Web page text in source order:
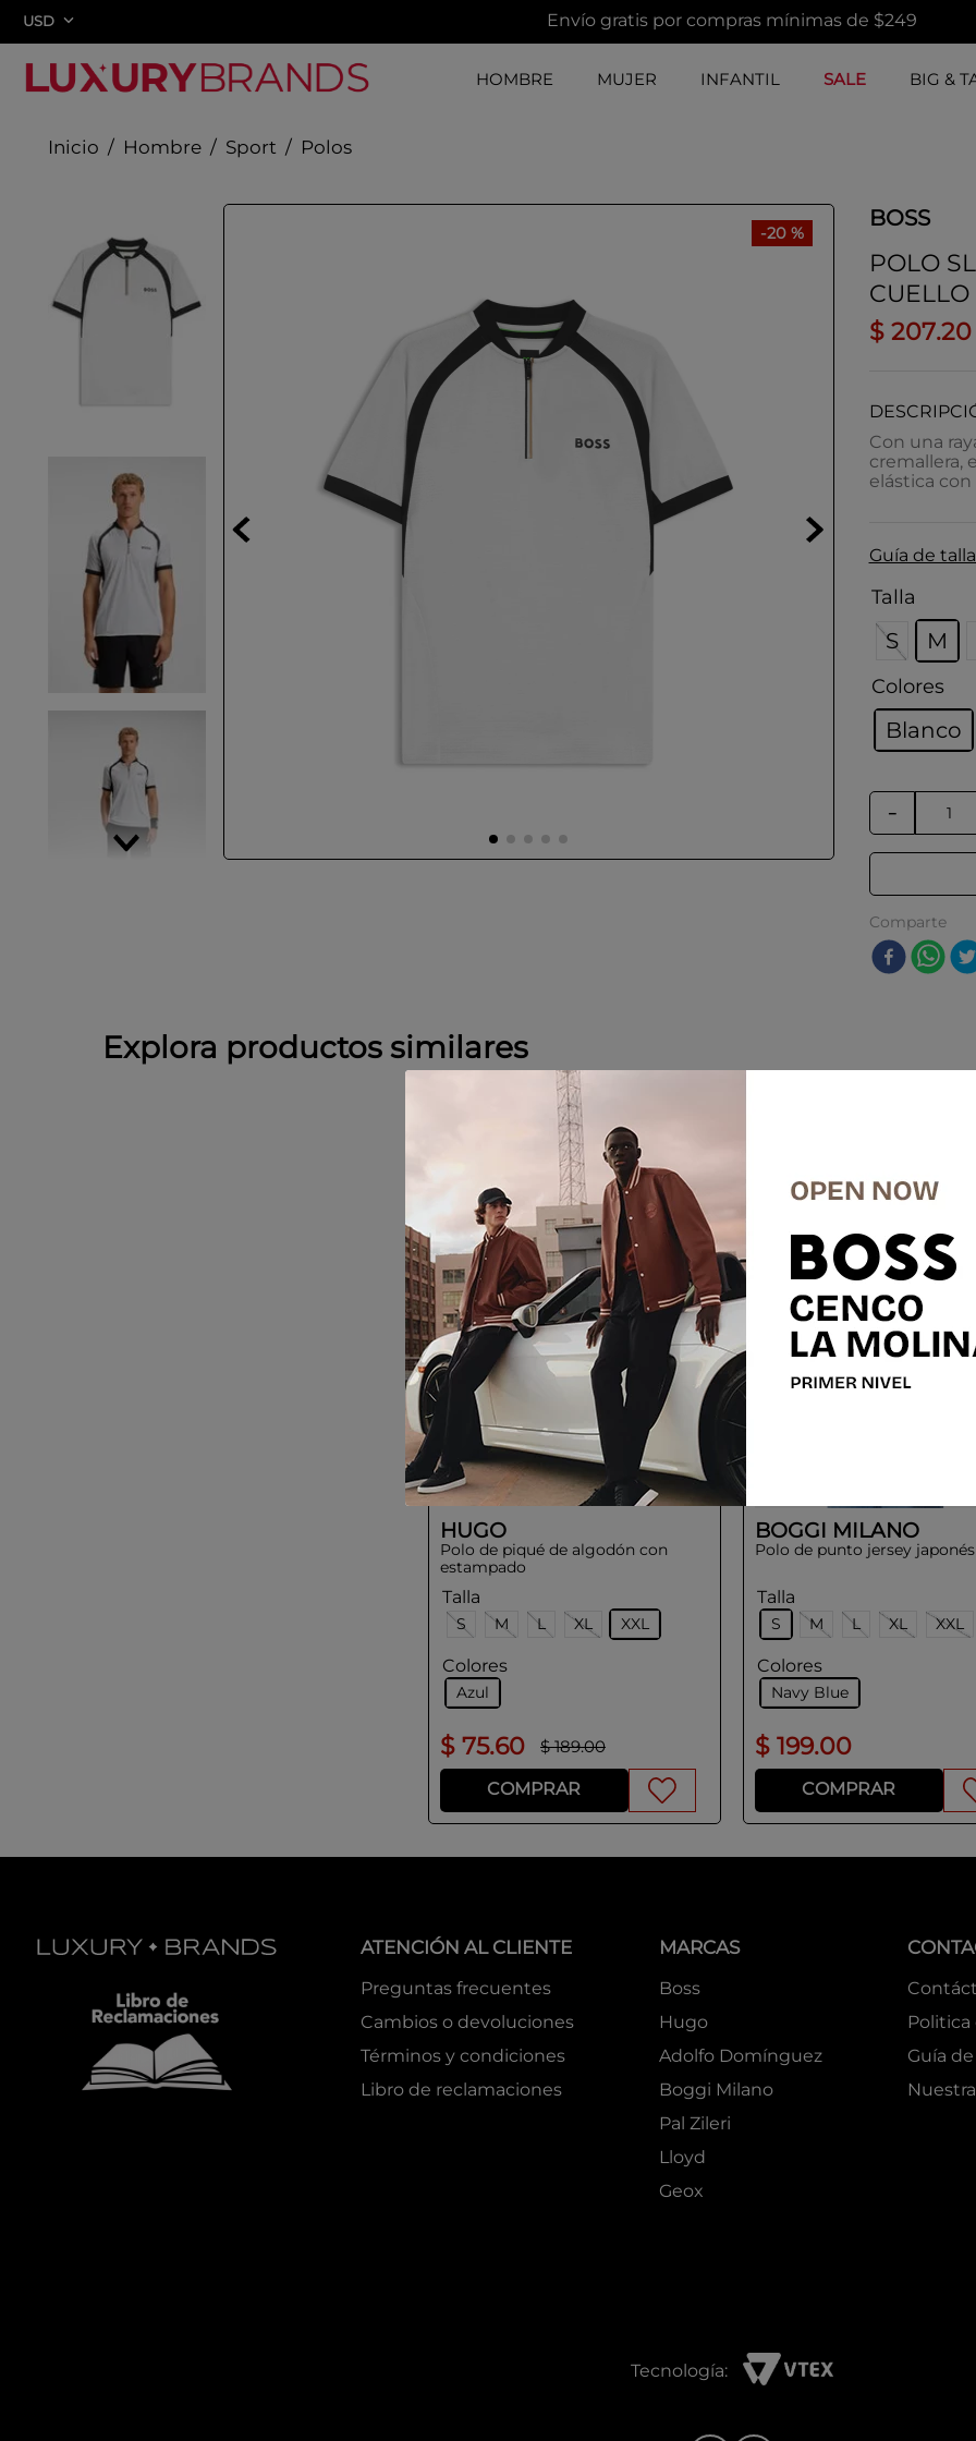
Envío gratis por compras mínimas de $249
USD
HOMBRE MUJER INFANTIL SALE BIG &
Hombre Sport Polos
-20 %
BOSS
POLO
$ 207.20
Con una
cremallera,
elástica
Guía de
Talla
S M
Colores
Blanco
－
Comparte
Explora productos similares
HUGO
Polo de piqué de algodón con
estampado
Talla
S M L XL XXL
Colores
Azul
$ 75.60 $ 189.00
COMPRAR
BOGGI MILANO
Polo de punto jersey japonés
Talla
S M L XL XXL
Colores
Navy Blue
$ 199.00
COMPRAR
ATENCIÓN AL CLIENTE
Preguntas frecuentes
Cambios o devoluciones
Términos y condiciones
Libro de reclamaciones
MARCAS
Boss
Hugo
Adolfo Domínguez
Boggi Milano
Pal Zileri
Lloyd
Geox
Guía
Tecnología: